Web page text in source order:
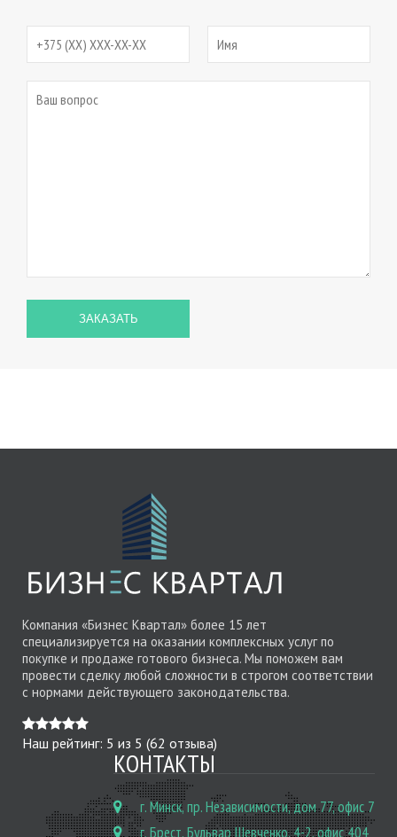
Компания «Бизнес Квартал» более 15 лет
специализируется на оказании комплексных услуг по
покупке и продаже готового бизнеса. Мы поможем вам
провести сделку любой сложности в строгом соответствии
с нормами действующего законодательства.
Наш рейтинг: 5 из 5 (62 отзыва)
КОНТАКТЫ
г. Минск, пр. Независимости, дом 77, офис 7
г. Брест, Бульвар Шевченко, 4-2, офис 404